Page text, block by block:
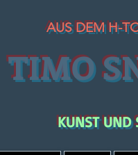
AUS DEM H-
TIMO
KUNST UND